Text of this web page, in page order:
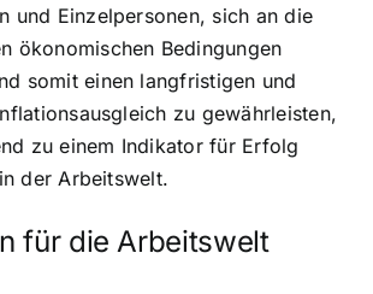
und Einzelpersonen, sich an die
ökonomischen Bedingungen
somit einen langfristigen und
zu gewährleisten,
zu einem Indikator für Erfolg
der Arbeitswelt.
für die Arbeitswelt